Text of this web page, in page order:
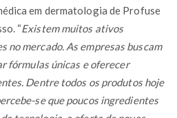
em dermatologia de Profuse
“Existem muitos ativos
no mercado. As empresas buscam
fórmulas únicas e oferecer
Dentre todos os produtos hoje
se que poucos ingredientes